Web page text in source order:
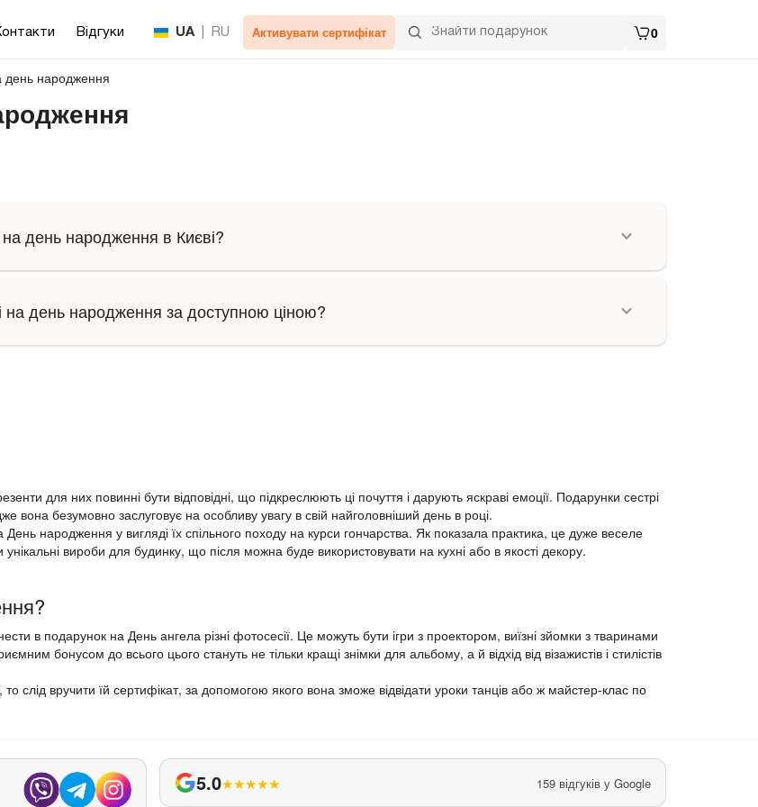
Відгуки UA RU Активувати сертифікат 0
день народження
день народження в Києві?
на день народження за доступною ціною?
для них повинні бути відповідні, що підкреслюють ці почуття і дарують яскраві емоції. Подарунки сестрі
вона безумовно заслуговує на особливу увагу в свій найголовніший день в році.
народження у вигляді їх спільного походу на курси гончарства. Як показала практика, це дуже веселе
вироби для будинку, що після можна буде використовувати на кухні або в якості декору.
в подарунок на День ангела різні фотосесії. Це можуть бути ігри з проектором, виїзні зйомки з тваринами
бонусом до всього цього стануть не тільки кращі знімки для альбому, а й відхід від візажистів і стилістів
то слід вручити їй сертифікат, за допомогою якого вона зможе відвідати уроки танців або ж майстер-клас по
5.0★★★★★ 159 відгуків у Google